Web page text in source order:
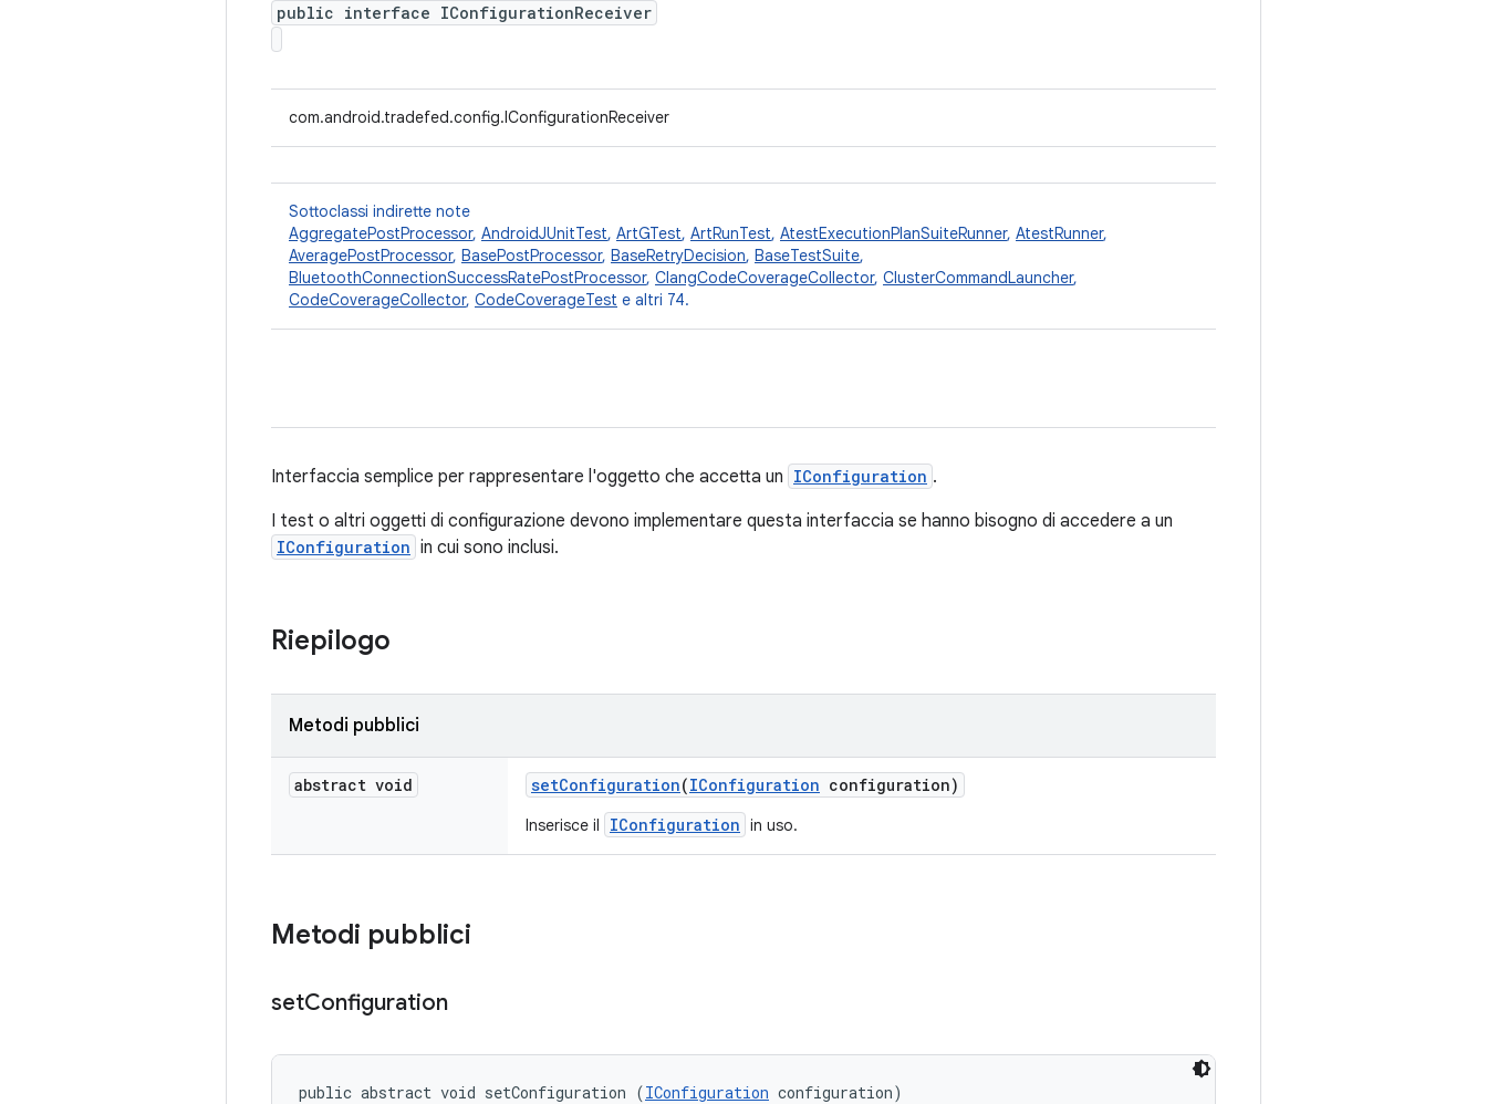
public interface IConfigurationReceiver
com.android.tradefed.config.IConfigurationReceiver
Sottoclassi indirette note
AggregatePostProcessor, AndroidJUnitTest, ArtGTest, ArtRunTest, AtestExecutionPlanSuiteRunner, AtestRunner,
AveragePostProcessor, BasePostProcessor, BaseRetryDecision, BaseTestSuite,
BluetoothConnectionSuccessRatePostProcessor, ClangCodeCoverageCollector, ClusterCommandLauncher,
CodeCoverageCollector, CodeCoverageTest e altri 74.
Interfaccia semplice per rappresentare l'oggetto che accetta un IConfiguration .
I test o altri oggetti di configurazione devono implementare questa interfaccia se hanno bisogno di accedere a un
IConfiguration in cui sono inclusi.
Riepilogo
Metodi pubblici
abstract void setConfiguration(IConfiguration configuration)
Inserisce il IConfiguration in uso.
Metodi pubblici
setConfiguration
public abstract void setConfiguration (IConfiguration configuration)